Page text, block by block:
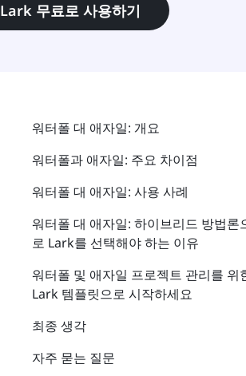
Lark 무료로 사용하기
워터폴 대 애자일: 개요
워터폴과 애자일: 주요 차이점
워터폴 대 애자일: 사용 사례
워터폴 대 애자일: 하이브리드 방법론
로 Lark를 선택해야 하는 이유
워터폴 및 애자일 프로젝트 관리를 위
Lark 템플릿으로 시작하세요
최종 생각
자주 묻는 질문